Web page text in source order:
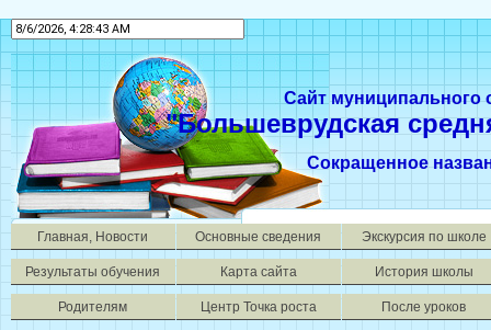
Сайт муниципального
"Большеврудская
Сокращенное
Главная, Новости Основные сведения Экскурсия по школе
Результаты обучения Карта сайта История школы
Родителям Центр Точка роста После уроков